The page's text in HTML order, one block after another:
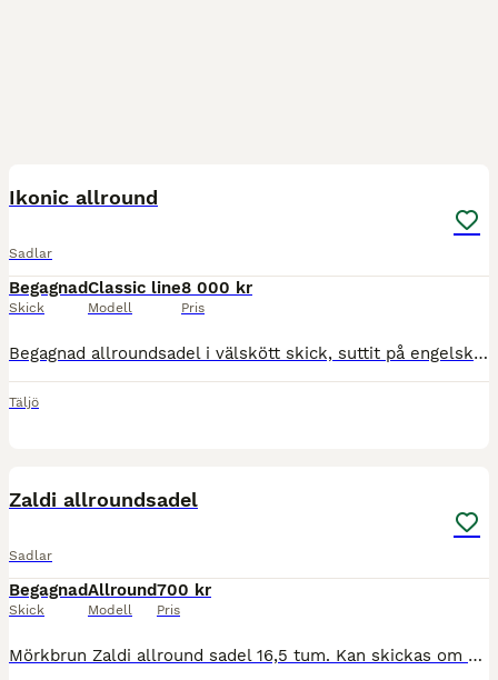
Ikonic allround
Sadlar
Begagnad
Skick
Classic line
Modell
8 000 kr
Pris
Begagnad allroundsadel i välskött skick, suttit på engelskt fullblod med hög, lång manke Omstoppad för ca 2år sedan Utbytbara koppjärn, sitter M/W idag, finns Medium som man kan få med
Täljö
Zaldi allroundsadel
Sadlar
Begagnad
Skick
Allround
Modell
700 kr
Pris
Mörkbrun Zaldi allround sadel 16,5 tum. Kan skickas om köparen står för frakten.